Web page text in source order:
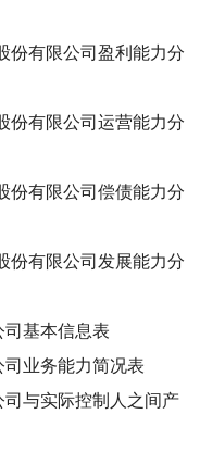
份有限公司盈利能力分
份有限公司运营能力分
份有限公司偿债能力分
份有限公司发展能力分
基本信息表
业务能力简况表
与实际控制人之间产